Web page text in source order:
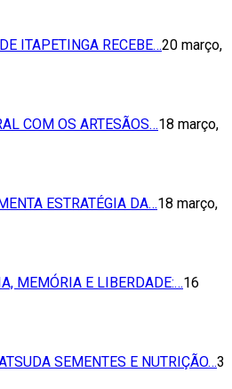
ITAPETINGA RECEBE…20 março,
COM OS ARTESÃOS…18 março,
ESTRATÉGIA DA…18 março,
MEMÓRIA E LIBERDADE:…16
SEMENTES E NUTRIÇÃO…3